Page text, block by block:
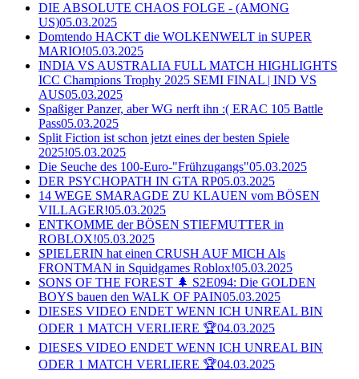
DIE ABSOLUTE CHAOS FOLGE - (AMONG
US)05.03.2025
Domtendo HACKT die WOLKENWELT in SUPER
MARIO!05.03.2025
INDIA VS AUSTRALIA FULL MATCH HIGHLIGHTS
ICC Champions Trophy 2025 SEMI FINAL | IND VS
AUS05.03.2025
Spaßiger Panzer, aber WG nerft ihn :( ERAC 105 Battle
Pass05.03.2025
Split Fiction ist schon jetzt eines der besten Spiele
2025!05.03.2025
Die Seuche des 100-Euro-"Frühzugangs"05.03.2025
DER PSYCHOPATH IN GTA RP05.03.2025
14 WEGE SMARAGDE ZU KLAUEN vom BÖSEN
VILLAGER!05.03.2025
ENTKOMME der BÖSEN STIEFMUTTER in
ROBLOX!05.03.2025
SPIELERIN hat einen CRUSH AUF MICH Als
FRONTMAN in Squidgames Roblox!05.03.2025
SONS OF THE FOREST 🌲 S2E094: Die GOLDEN
BOYS bauen den WALK OF PAIN05.03.2025
DIESES VIDEO ENDET WENN ICH UNREAL BIN
ODER 1 MATCH VERLIERE 🏆04.03.2025
DIESES VIDEO ENDET WENN ICH UNREAL BIN
ODER 1 MATCH VERLIERE 🏆04.03.2025